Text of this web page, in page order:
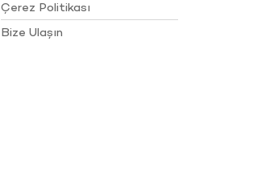
Çerez Politikası
Bize Ulaşın